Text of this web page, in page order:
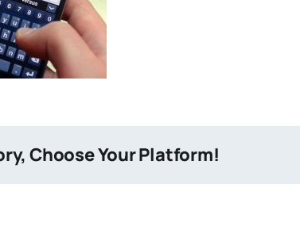
Choose Your Platform!